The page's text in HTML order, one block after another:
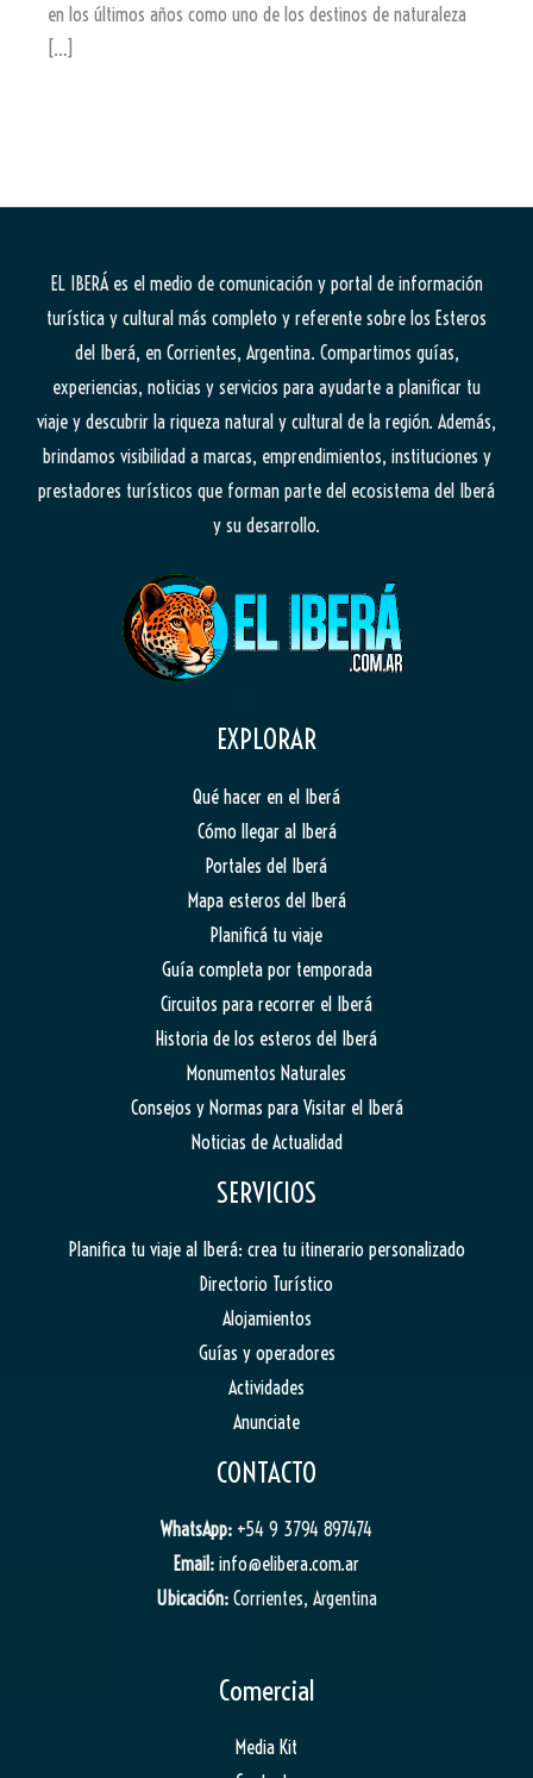
en los últimos años como uno de los destinos de naturaleza
[…]
EL IBERÁes el medio de comunicación y portal de información
turística y cultural más completo y referente sobre los Esteros
del Iberá, en Corrientes, Argentina. Compartimos guías,
experiencias, noticias y servicios para ayudarte a planificar tu
viaje y descubrir la riqueza natural y cultural de la región. Además,
brindamos visibilidad a marcas, emprendimientos, instituciones y
prestadores turísticos que forman parte del ecosistema del Iberá
y su desarrollo.
EXPLORAR
Qué hacer en el Iberá
Cómo llegar al Iberá
Portales del Iberá
Mapa esteros del Iberá
Planificá tu viaje
Guía completa por temporada
Circuitos para recorrer el Iberá
Historia de los esteros del Iberá
Monumentos Naturales
Consejos y Normas para Visitar el Iberá
Noticias de Actualidad
SERVICIOS
Planifica tu viaje al Iberá: crea tu itinerario personalizado
Directorio Turístico
Alojamientos
Guías y operadores
Actividades
Anunciate
CONTACTO
WhatsApp: +54 9 3794 897474
Email: info@elibera.com.ar
Ubicación: Corrientes, Argentina
Comercial
Media Kit